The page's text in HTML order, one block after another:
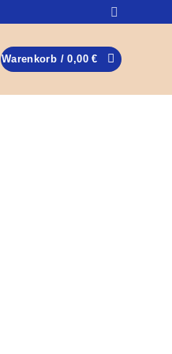
Warenkorb /0,00€